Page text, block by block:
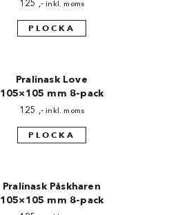
125 ,- inkl. moms
PLOCKA
Pralinask Love
105×105 mm 8-pack
125 ,- inkl. moms
PLOCKA
Pralinask Påskharen
105×105 mm 8-pack